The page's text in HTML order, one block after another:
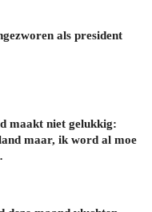
als president
maakt niet gelukkig:
maar, ik word al moe